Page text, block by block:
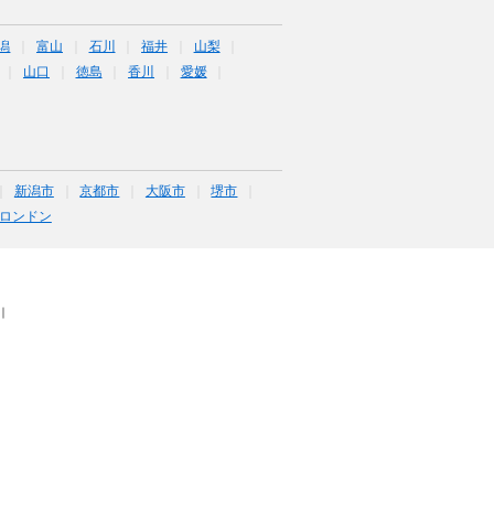
富山 石川 福井
山梨
山口
徳島 香川 愛媛
新潟市 京都市 大阪市
堺市
ンドン